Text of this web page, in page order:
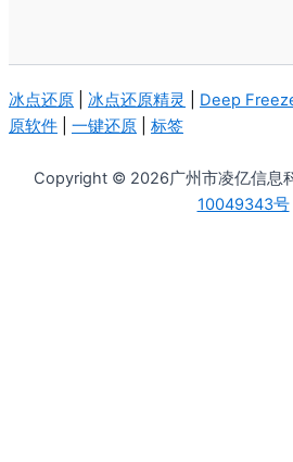
冰点还原 冰点还原精灵 Deep
原软件
一键还原 标签
Copyright © 2026广州市凌亿信息
10049343号